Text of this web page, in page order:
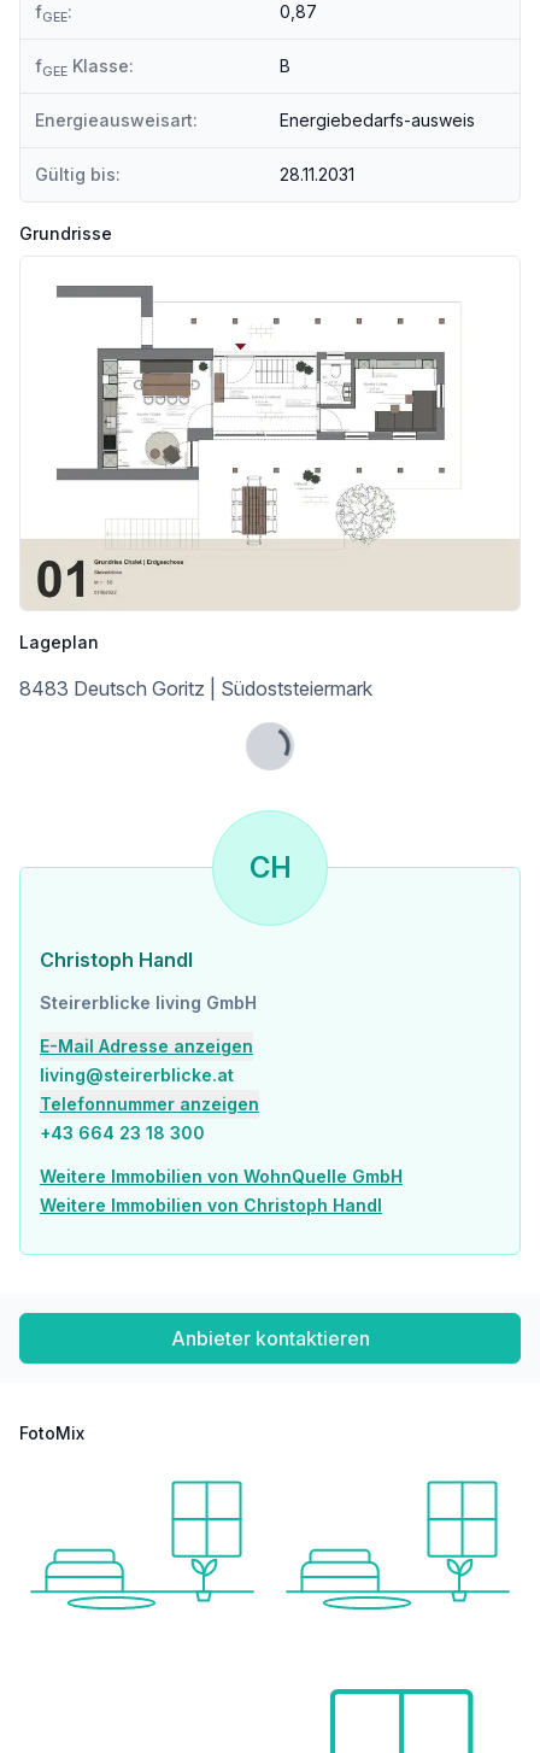
fGEE: 0,87
fGEE Klasse: B
Energieausweisart: Energiebedarfs-ausweis
Gültig bis: 28.11.2031
Grundrisse
Lageplan
8483 Deutsch Goritz | Südoststeiermark
Lade...
CH
Christoph Handl
Steirerblicke living GmbH
E-Mail Adresse anzeigen
living@steirerblicke.at
Telefonnummer anzeigen
+43 664 23 18 300
Weitere Immobilien von WohnQuelle GmbH
Weitere Immobilien von Christoph Handl
Anbieter kontaktieren
FotoMix